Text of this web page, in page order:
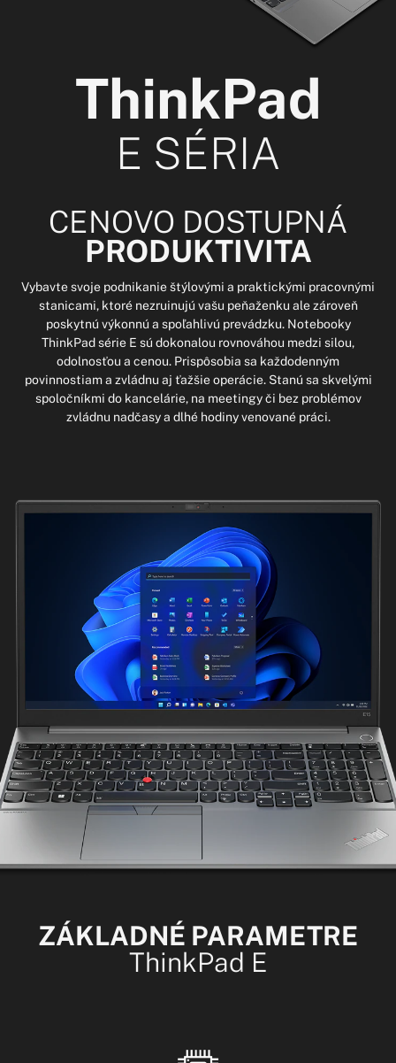
ThinkPad
E SÉRIA
CENOVO DOSTUPNÁ
PRODUKTIVITA
Vybavte svoje podnikanie štýlovými a praktickými pracovnými
stanicami, ktoré nezruinujú vašu peňaženku ale zároveň
poskytnú výkonnú a spoľahlivú prevádzku. Notebooky
ThinkPad série E sú dokonalou rovnováhou medzi silou,
odolnosťou a cenou. Prispôsobia sa každodenným
povinnostiam a zvládnu aj ťažšie operácie. Stanú sa skvelými
spoločníkmi do kancelárie, na meetingy či bez problémov
zvládnu nadčasy a dlhé hodiny venované práci.
ZÁKLADNÉ PARAMETRE
ThinkPad E